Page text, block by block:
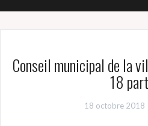
Conseil municipal de la
18
18 octobre 2018